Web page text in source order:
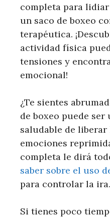
completa para
un saco de boxeo
terapéutica.
actividad física
tensiones y
emocional!
¿Te sientes
de boxeo puede ser
saludable de
emociones
completa le dirá
saber sobre el uso
para controlar la ira.
Si tienes poco